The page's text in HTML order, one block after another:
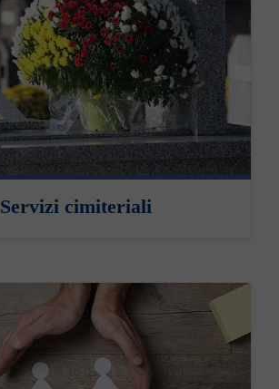
Servizi cimiteriali